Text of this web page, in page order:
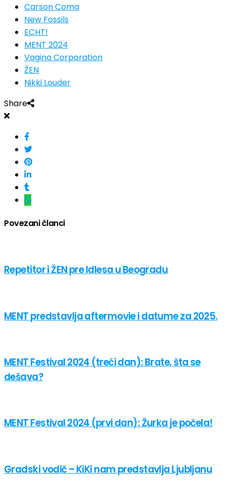
Carson Coma
New Fossils
ECHT!
MENT 2024
Vagina Corporation
ŽEN
Nikki Louder
Share
Povezani članci
Repetitor i ŽEN pre Idlesa u Beogradu
MENT predstavlja aftermovie i datume za 2025.
MENT Festival 2024 (treći dan): Brate, šta se
dešava?
MENT Festival 2024 (prvi dan): Žurka je počela!
Gradski vodič – KiKi nam predstavlja Ljubljanu